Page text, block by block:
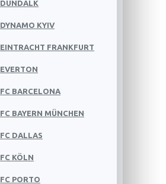
DUNDALK
DYNAMO KYIV
EINTRACHT FRANKFURT
EVERTON
FC BARCELONA
FC BAYERN MÜNCHEN
FC DALLAS
FC KÖLN
FC PORTO